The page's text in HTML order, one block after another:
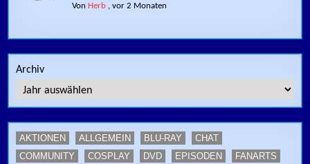
Von Herb ,vor 2 Monaten
Archiv
AKTIONEN ALLGEMEIN BLU-RAY
CHAT
COMMUNITY
COSPLAY DVD EPISODEN
FANARTS